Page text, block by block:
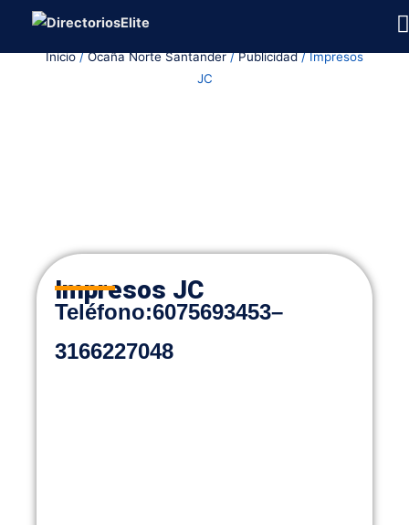
contenidoInicio/Ocaña Norte Santander/Publicidad/ Impresos
JC
Impresos JC
Teléfono:6075693453–
3166227048